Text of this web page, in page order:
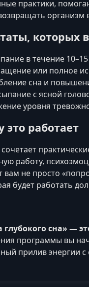
практики,
которых
в течение
или полное
сна и
с ясной
уровня
это работает
работу,
вам не просто
будет работать
глубокого сна» —
программы вы
прилив энергии с